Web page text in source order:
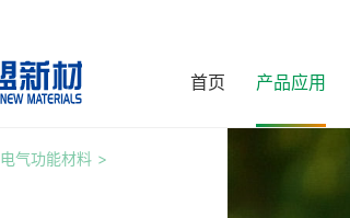
首页 产品应用
电气功能材料